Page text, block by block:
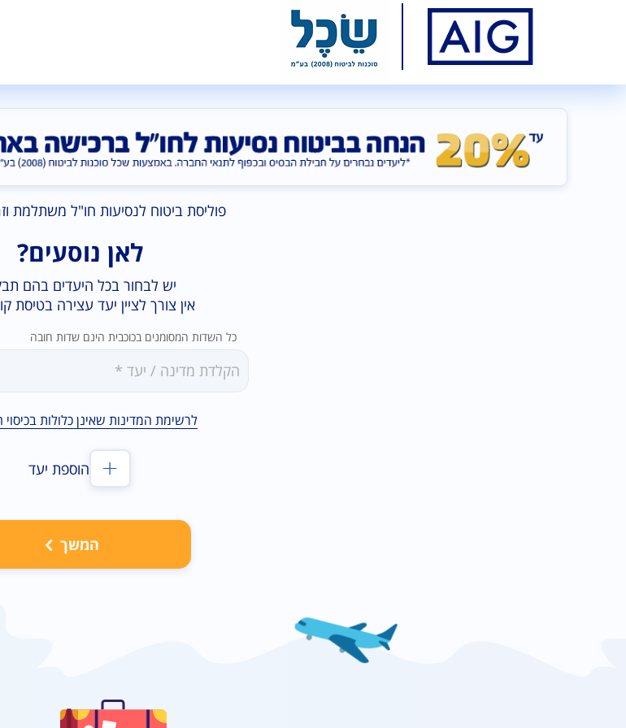
פוליסת ביטוח לנסיעות חו"ל משתלמת
לאן נוסעים?
יש לבחור בכל היעדים בהם
אין צורך לציין יעד עצירה בטיסת
כל השדות המסומנים בכוכבית הינם שדות חובה
נמצאו
לרשימת המדינות שאינן כלולות בכיסוי
הוספת יעד
המשך